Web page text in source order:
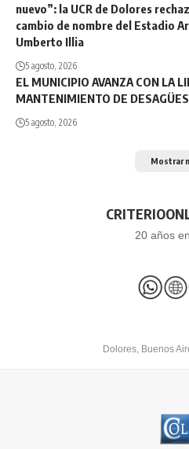
nuevo”: la UCR de Dolores
cambio de nombre del Estadio
Umberto Illia
5 agosto, 2026
EL MUNICIPIO AVANZA CON LA
MANTENIMIENTO DE DESAGÜES
5 agosto, 2026
Mostrar
20 años
Dolores, Buenos